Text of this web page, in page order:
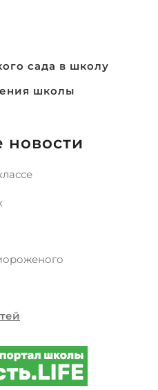
сада в школу
школы
новости